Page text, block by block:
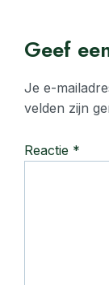
Geef
Je e-
velden zijn
Reactie *